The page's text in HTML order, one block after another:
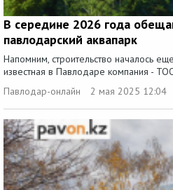
В середине 2026 года
павлодарский аквапарк
Напомним, строительство началось
известная в Павлодаре компания -
Павлодар-онлайн
2 мая 2025 12:04